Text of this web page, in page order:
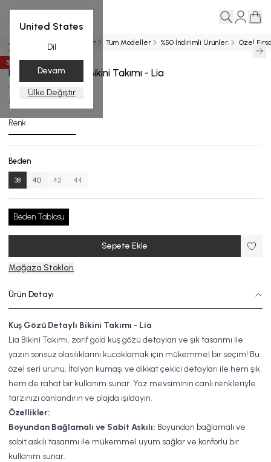
United States
Dil
Devam
Ülke Değiştir
Ana Sayfa Yeni Gelenler Tüm Modeller %50 İndirimli Ürünler. Özel
50 %İndirim
Kuş Gözü Detaylı Bikini Takımı - Lia
₺ 6,499.00₺ 3,249.50
B.1826-24_R161_38
Renk
Beden
38 40 42 44
Beden Tablosu
Sepete Ekle
Mağaza Stokları
Ürün Detayı
Kuş Gözü Detaylı Bikini Takımı - Lia
Lia Bikini Takımı, zarif gold kuş gözü detayları ve şık tasarımı ile
yazın sonsuz olasılıklarını kucaklamak için mükemmel bir seçim! Bu
özel seri ürünü, İtalyan kumaşı ve dikkat çekici detayları ile hem şık
hem de rahat bir kullanım sunar. Yaz mevsiminin canlı renkleriyle
tarzınızı canlandırın ve plajda ışıldayın.
Özellikler:
Boyundan Bağlamalı ve Sabit Askılı: Boyundan bağlamalı ve
sabit askılı tasarımı ile mükemmel uyum sağlar ve konforlu bir
kullanım sunar.